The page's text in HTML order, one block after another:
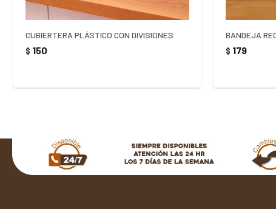
CUBIERTERA PLÁSTICO CON DIVISIONES
$ 150 $ 179